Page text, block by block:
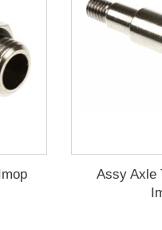
Assy Axle